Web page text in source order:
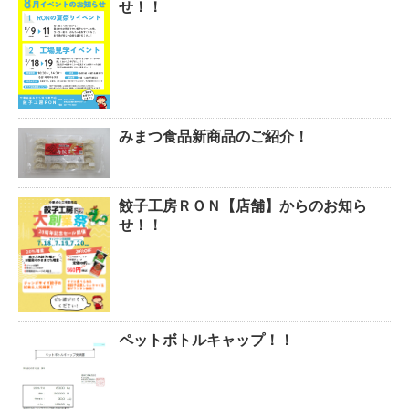
せ！！
みまつ食品新商品のご紹介！
餃子工房ＲＯＮ【店舗】からのお知ら
せ！！
ペットボトルキャップ！！